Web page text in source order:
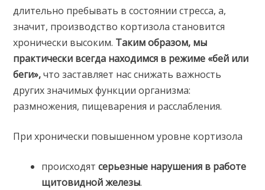
длительно пребывать в состоянии стресса, а,
значит, производство кортизола становится
хронически высоким. Таким образом, мы
практически всегда находимся в режиме «бей или
беги»,что заставляет нас снижать важность
других значимых функции организма:
размножения, пищеварения и расслабления.
При хронически повышенном уровне кортизола
происходят серьезные нарушения в работе
щитовидной железы.